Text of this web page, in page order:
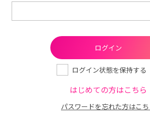
ログイン状態を保持する
はじめての方はこちら
パスワードを忘れた方はこち